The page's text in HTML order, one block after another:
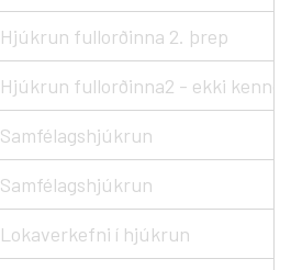
Hjúkrun fullorðinna 2. þrep
Hjúkrun fullorðinna2 - ekki
Samfélagshjúkrun
Samfélagshjúkrun
Lokaverkefni í hjúkrun